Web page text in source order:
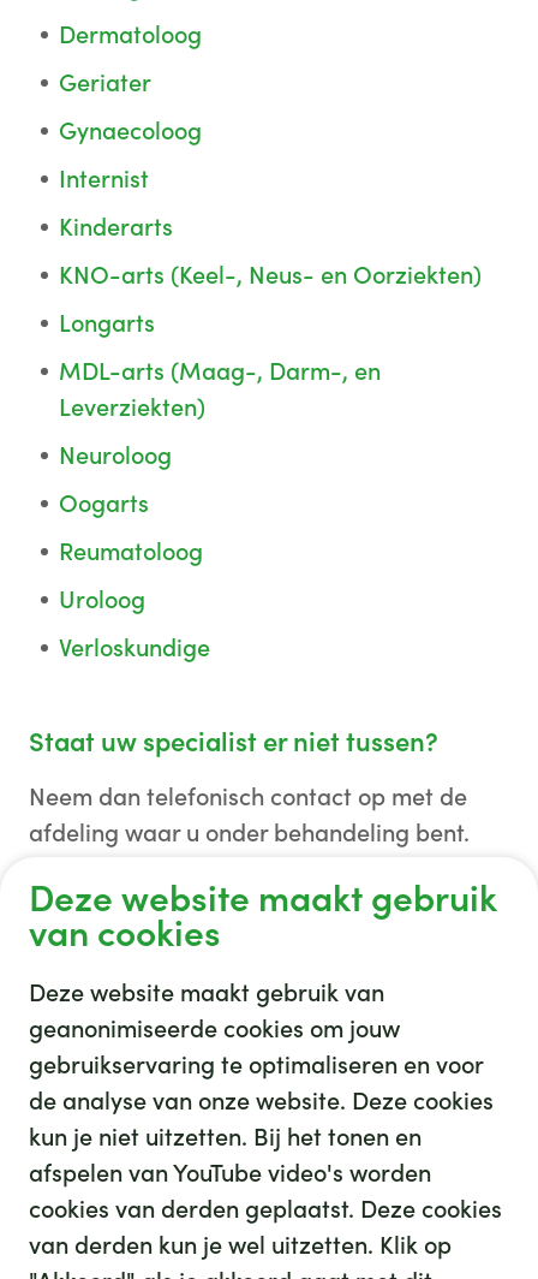
Dermatoloog
Geriater
Gynaecoloog
Internist
Kinderarts
KNO-arts (Keel-, Neus- en Oorziekten)
Longarts
MDL-arts (Maag-, Darm-, en
Leverziekten)
Neuroloog
Oogarts
Reumatoloog
Uroloog
Verloskundige
Staat uw specialist er niet tussen?
Neem dan telefonisch contact op met de
afdeling waar u onder behandeling bent.
specialismen/afdelingen.
Deze website maakt gebruik
van cookies
Deze website maakt gebruik van
geanonimiseerde cookies om jouw
gebruikservaring te optimaliseren en voor
de analyse van onze website. Deze cookies
kun je niet uitzetten. Bij het tonen en
afspelen van YouTube video's worden
cookies van derden geplaatst. Deze cookies
van derden kun je wel uitzetten. Klik op
GHZ